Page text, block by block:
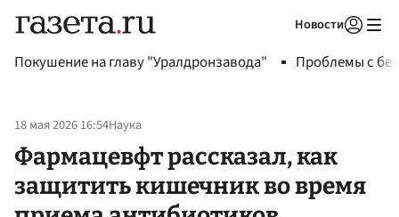
Новости
Покушение на главу "Уралдронзавода" Проблемы с
18 мая 2026 16:54Наука
Фармацевфт рассказал, как
защитить кишечник во время